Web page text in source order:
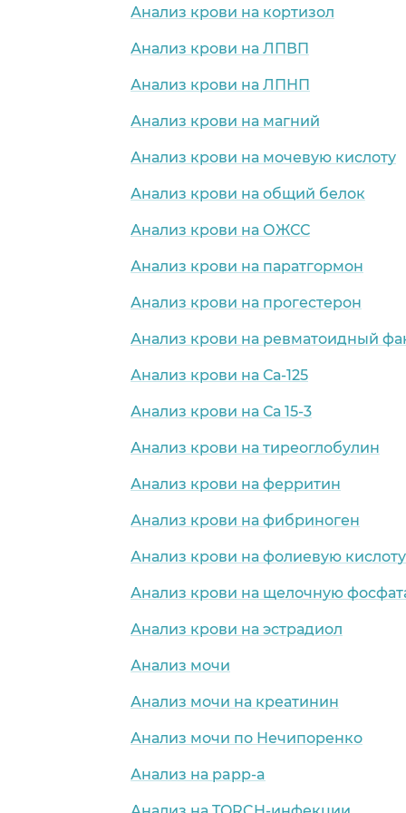
Анализ крови на кортизол
Анализ крови на ЛПВП
Анализ крови на ЛПНП
Анализ крови на магний
Анализ крови на мочевую кислоту
Анализ крови на общий белок
Анализ крови на ОЖСС
Анализ крови на паратгормон
Анализ крови на прогестерон
Анализ крови на ревматоидный
Анализ крови на Са-125
Анализ крови на Са 15-3
Анализ крови на тиреоглобулин
Анализ крови на ферритин
Анализ крови на фибриноген
Анализ крови на фолиевую кислоту
Анализ крови на щелочную
Анализ крови на эстрадиол
Анализ мочи
Анализ мочи на креатинин
Анализ мочи по Нечипоренко
Анализ на papp-a